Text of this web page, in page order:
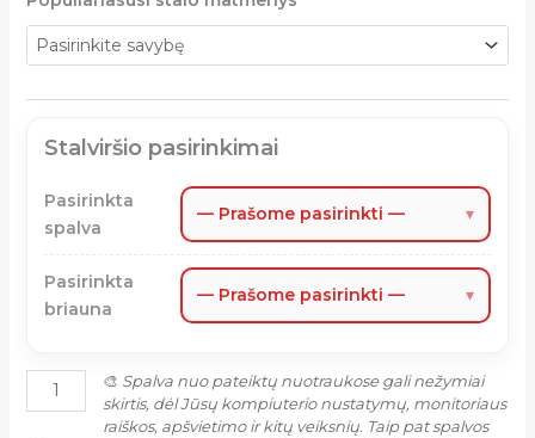
Stalviršio pasirinkimai
Pasirinkta
spalva
— Prašome pasirinkti — ▾
Pasirinkta
briauna
— Prašome pasirinkti — ▾
🎨 Spalva nuo pateiktų nuotraukose gali nežymiai
skirtis, dėl Jūsų kompiuterio nustatymų, monitoriaus
raiškos, apšvietimo ir kitų veiksnių. Taip pat spalvos